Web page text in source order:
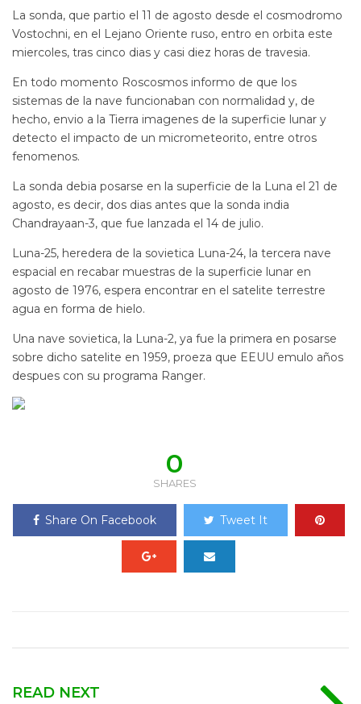
La sonda, que partio el 11 de agosto desde el cosmodromo
Vostochni, en el Lejano Oriente ruso, entro en orbita este
miercoles, tras cinco dias y casi diez horas de travesia.
En todo momento Roscosmos informo de que los
sistemas de la nave funcionaban con normalidad y, de
hecho, envio a la Tierra imagenes de la superficie lunar y
detecto el impacto de un micrometeorito, entre otros
fenomenos.
La sonda debia posarse en la superficie de la Luna el 21 de
agosto, es decir, dos dias antes que la sonda india
Chandrayaan-3, que fue lanzada el 14 de julio.
Luna-25, heredera de la sovietica Luna-24, la tercera nave
espacial en recabar muestras de la superficie lunar en
agosto de 1976, espera encontrar en el satelite terrestre
agua en forma de hielo.
Una nave sovietica, la Luna-2, ya fue la primera en posarse
sobre dicho satelite en 1959, proeza que EEUU emulo años
despues con su programa Ranger.
0
SHARES
Share On Facebook Tweet It
READ NEXT